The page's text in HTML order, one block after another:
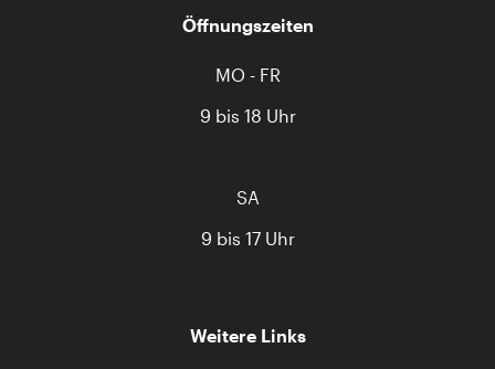
Öffnungszeiten
MO - FR
9 bis 18 Uhr
SA
9 bis 17 Uhr
Weitere Links